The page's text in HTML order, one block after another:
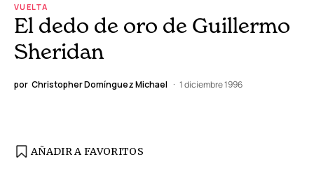
VUELTA
El dedo de oro de Guillermo
Sheridan
por Christopher Domínguez Michael 1 diciembre 1996
AÑADIR A FAVORITOS